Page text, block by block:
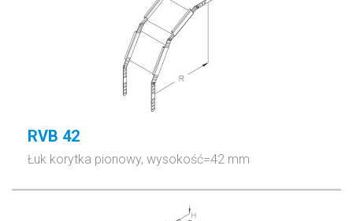
RVB 42
Łuk korytka pionowy, wysokość=42 mm